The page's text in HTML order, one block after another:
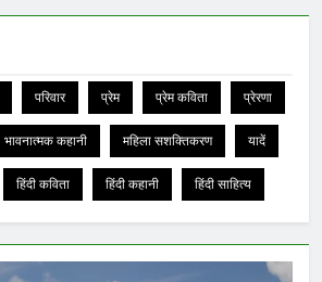
परिवार प्रेम प्रेम कविता प्रेरणा
भावनात्मक कहानी महिला सशक्तिकरण यादें
हिंदी कविता हिंदी कहानी हिंदी साहित्य